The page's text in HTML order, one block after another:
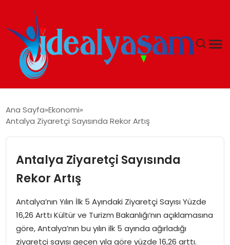
GÜNDEM
EKONOMI
İDEAL YAŞAM
İDEAL SPOR
YAŞAM
Ana Sayfa Ekonomi
Antalya Ziyaretçi Sayısında Rekor Artış
Antalya Ziyaretçi Sayısında
Rekor Artış
Antalya’nın Yılın İlk 5 Ayındaki Ziyaretçi Sayısı Yüzde
16,26 Arttı Kültür ve Turizm Bakanlığı‘nın açıklamasına
göre, Antalya’nın bu yılın ilk 5 ayında ağırladığı
ziyaretçi sayısı geçen yıla göre yüzde 16,26 arttı.